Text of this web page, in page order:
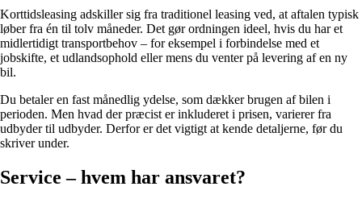
Korttidsleasing adskiller sig fra traditionel leasing ved, at aftalen typisk
løber fra én til tolv måneder. Det gør ordningen ideel, hvis du har et
midlertidigt transportbehov – for eksempel i forbindelse med et
jobskifte, et udlandsophold eller mens du venter på levering af en ny
bil.
Du betaler en fast månedlig ydelse, som dækker brugen af bilen i
perioden. Men hvad der præcist er inkluderet i prisen, varierer fra
udbyder til udbyder. Derfor er det vigtigt at kende detaljerne, før du
skriver under.
Service – hvem har ansvaret?